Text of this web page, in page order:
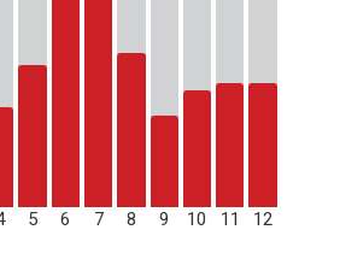
5 6 7 8 9 10 11 12